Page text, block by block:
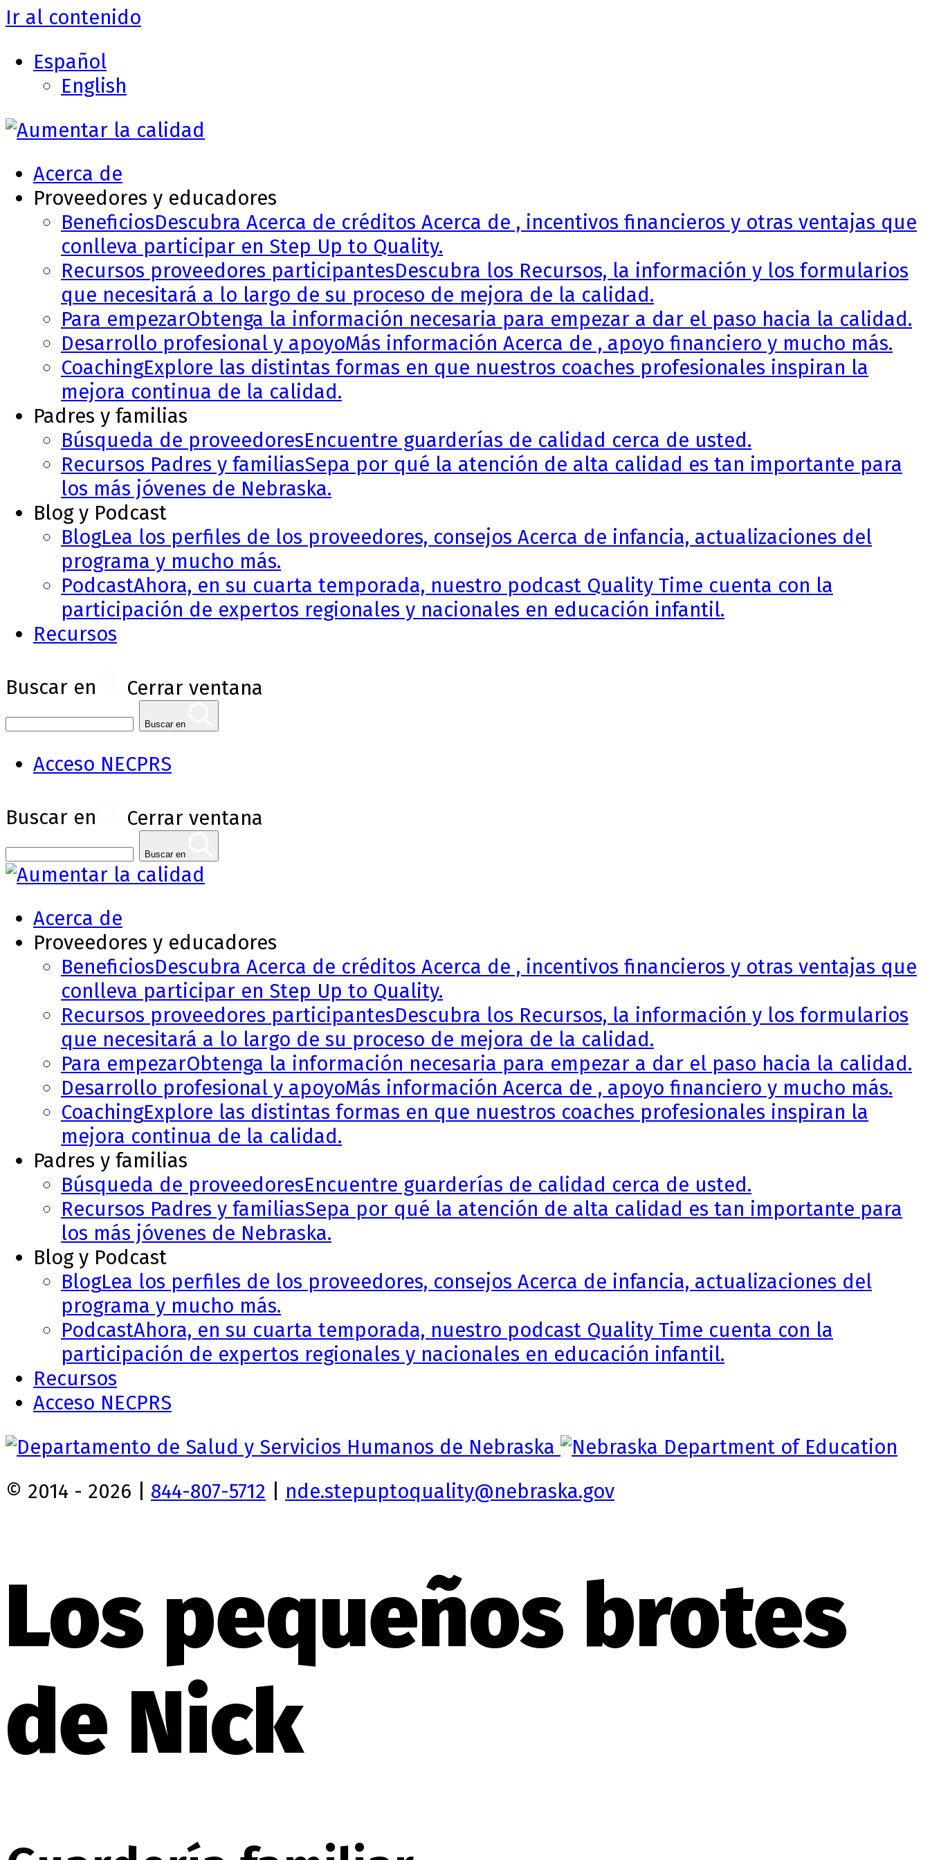
Ir al contenido
Español
English
Acerca de
Proveedores y educadores
BeneficiosDescubra Acerca de créditos Acerca de , incentivos financieros y otras ventajas que
conlleva participar en Step Up to Quality.
Recursos proveedores participantesDescubra los Recursos, la información y los formularios
que necesitará a lo largo de su proceso de mejora de la calidad.
Para empezarObtenga la información necesaria para empezar a dar el paso hacia la calidad.
Desarrollo profesional y apoyoMás información Acerca de , apoyo financiero y mucho más.
CoachingExplore las distintas formas en que nuestros coaches profesionales inspiran la
mejora continua de la calidad.
Padres y familias
Búsqueda de proveedoresEncuentre guarderías de calidad cerca de usted.
Recursos Padres y familiasSepa por qué la atención de alta calidad es tan importante para
los más jóvenes de Nebraska.
Blog y Podcast
BlogLea los perfiles de los proveedores, consejos Acerca de infancia, actualizaciones del
programa y mucho más.
PodcastAhora, en su cuarta temporada, nuestro podcast Quality Time cuenta con la
participación de expertos regionales y nacionales en educación infantil.
Recursos
Buscar en Cerrar ventana
Buscar en
Acceso NECPRS
Buscar en Cerrar ventana
Buscar en
Acerca de
Proveedores y educadores
BeneficiosDescubra Acerca de créditos Acerca de , incentivos financieros y otras ventajas que
conlleva participar en Step Up to Quality.
Recursos proveedores participantesDescubra los Recursos, la información y los formularios
que necesitará a lo largo de su proceso de mejora de la calidad.
Para empezarObtenga la información necesaria para empezar a dar el paso hacia la calidad.
Desarrollo profesional y apoyoMás información Acerca de , apoyo financiero y mucho más.
CoachingExplore las distintas formas en que nuestros coaches profesionales inspiran la
mejora continua de la calidad.
Padres y familias
Búsqueda de proveedoresEncuentre guarderías de calidad cerca de usted.
Recursos Padres y familiasSepa por qué la atención de alta calidad es tan importante para
los más jóvenes de Nebraska.
Blog y Podcast
BlogLea los perfiles de los proveedores, consejos Acerca de infancia, actualizaciones del
programa y mucho más.
PodcastAhora, en su cuarta temporada, nuestro podcast Quality Time cuenta con la
participación de expertos regionales y nacionales en educación infantil.
Recursos
Acceso NECPRS
© 2014 - 2026 | 844-807-5712 nde.stepuptoquality@nebraska.gov
Los pequeños brotes
de Nick